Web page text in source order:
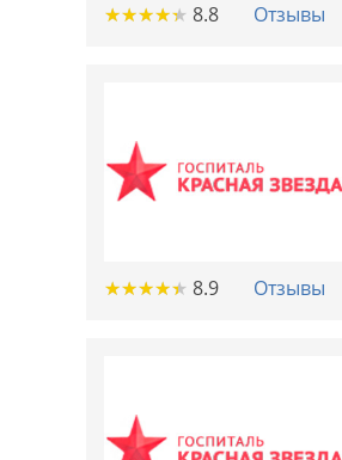
★★★★★
★★★★★ 8.8 Отзывы
★★★★★
★★★★★ 8.9 Отзывы